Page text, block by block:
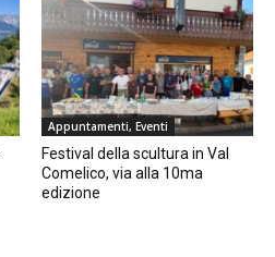
Appuntamenti, Eventi
Festival della scultura in Val
Comelico, via alla 10ma
edizione